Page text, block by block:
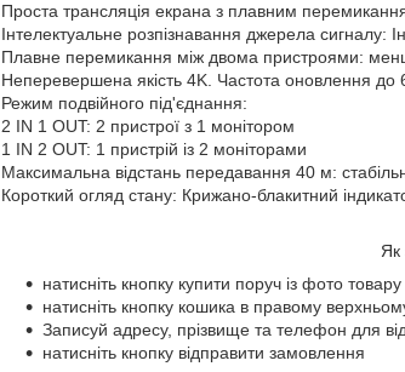
Проста трансляція екрана з плавним
Інтелектуальне розпізнавання джерела
Плавне перемикання між двома пристроями:
Неперевершена якість 4K. Частота оновлення до
Режим подвійного під'єднання:
2 IN 1 OUT: 2 пристрої з 1 монітором
1 IN 2 OUT: 1 пристрій із 2 моніторами
Максимальна відстань передавання 40 м:
Короткий огляд стану: Крижано-блакитний
Як
натисніть кнопку купити поруч із фото товару
натисніть кнопку кошика в правому
Записуй адресу, прізвище та телефон для
натисніть кнопку відправити замовлення